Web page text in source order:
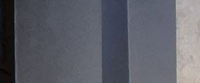
je 1934. godine naslikao